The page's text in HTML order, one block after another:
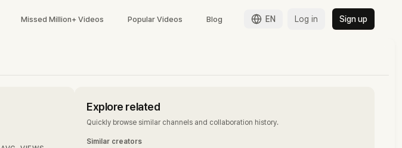
Missed Million+ Videos Popular Videos Blog EN Log in Sign up
Explore related
Quickly browse similar channels and collaboration history.
Similar creators